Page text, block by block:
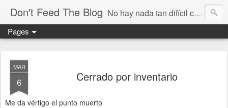
Don't Feed The Blog No hay nada tan difícil como no engañarse
Pages
MAR
6 Cerrado por inventario
Me da vértigo el punto muerto